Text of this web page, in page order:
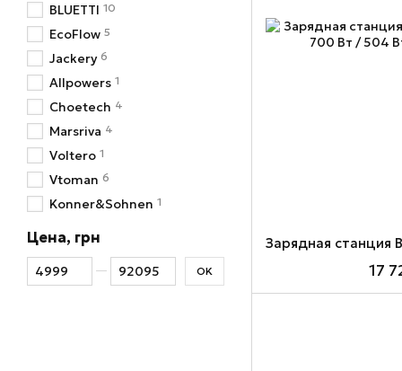
17
BLUETTI 10
EcoFlow 5
Jackery 6
Allpowers 1
Choetech 4
Marsriva 4
Voltero 1
Vtoman 6
Konner&Sohnen 1
Цена, грн
От Цена, грн
До Цена, грн OK